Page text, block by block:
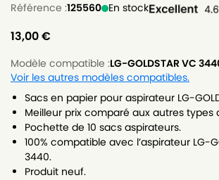
Référence :125560 En stock
13,00€
Modèle compatible :LG-GOLDSTAR VC
Voir les autres modèles compatibles.
Sacs en papier pour aspirateur LG-
Meilleur prix comparé aux autres types
Pochette de 10 sacs aspirateurs.
100% compatible avec l’aspirateur LG-
3440.
Produit neuf.